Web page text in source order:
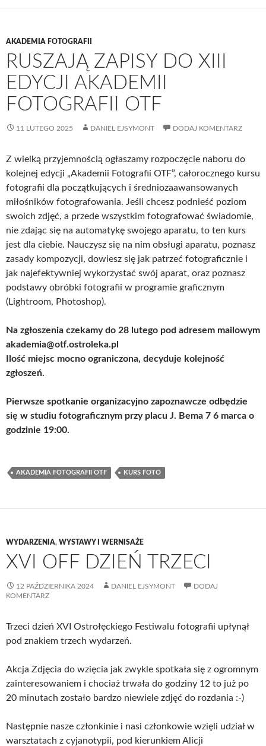
AKADEMIA FOTOGRAFII
RUSZAJĄ ZAPISY DO XIII
EDYCJI AKADEMII
FOTOGRAFII OTF
11 LUTEGO 2025 DANIEL EJSYMONT DODAJ KOMENTARZ
Z wielką przyjemnością ogłaszamy rozpoczęcie naboru do
kolejnej edycji „Akademii Fotografii OTF”, całorocznego kursu
fotografii dla początkujących i średniozaawansowanych
miłośników fotografowania. Jeśli chcesz podnieść poziom
swoich zdjęć, a przede wszystkim fotografować świadomie,
nie zdając się na automatykę swojego aparatu, to ten kurs
jest dla ciebie. Nauczysz się na nim obsługi aparatu, poznasz
zasady kompozycji, dowiesz się jak patrzeć fotograficznie i
jak najefektywniej wykorzystać swój aparat, oraz poznasz
podstawy obróbki fotografii w programie graficznym
(Lightroom, Photoshop).
Na zgłoszenia czekamy do 28 lutego pod adresem mailowym
akademia@otf.ostroleka.pl
Ilość miejsc mocno ograniczona, decyduje kolejność
zgłoszeń.
Pierwsze spotkanie organizacyjno zapoznawcze odbędzie
się w studiu fotograficznym przy placu J. Bema 7 6 marca o
godzinie 19:00.
AKADEMIA FOTOGRAFII OTF KURS FOTO
WYDARZENIA, WYSTAWY I WERNISAŻE
XVI OFF DZIEŃ TRZECI
12 PAŹDZIERNIKA 2024 DANIEL EJSYMONT
DODAJ
KOMENTARZ
Trzeci dzień XVI Ostrołęckiego Festiwalu fotografii upłynął
pod znakiem trzech wydarzeń.
Akcja Zdjęcia do wzięcia jak zwykle spotkała się z ogromnym
zainteresowaniem i chociaż trwała do godziny 12 to już po
20 minutach zostało bardzo niewiele zdjęć do rozdania :-)
Następnie nasze członkinie i nasi członkowie wzięli udział w
warsztatach z cyjanotypii, pod kierunkiem Alicji